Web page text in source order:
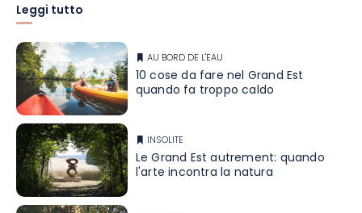
Leggi tutto
AU BORD DE L'EAU
10 cose da fare nel Grand Est
quando fa troppo caldo
INSOLITE
Le Grand Est autrement: quando
l'arte incontra la natura